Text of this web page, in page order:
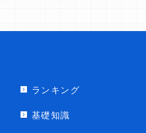
ランキング
基礎知識